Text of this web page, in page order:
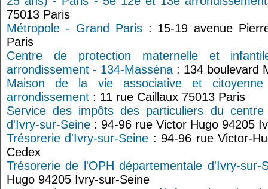
75013 Paris
Métropole - Grand Paris: 15-19 avenue
Paris
Centre de protection maternelle et
arrondissement - 134-Masséna : 134 boulevard
Maison de la vie associative et
arrondissement : 11 rue Caillaux 75013 Paris
Service des impôts des particuliers du
d'Ivry-sur-Seine : 94-96 rue Victor Hugo 94205
Trésorerie d'Ivry-sur-Seine : 94-96 rue Victor-
Cedex
Trésorerie de l'OPH départementale d'Ivry-sur-
Hugo 94205 Ivry-sur-Seine